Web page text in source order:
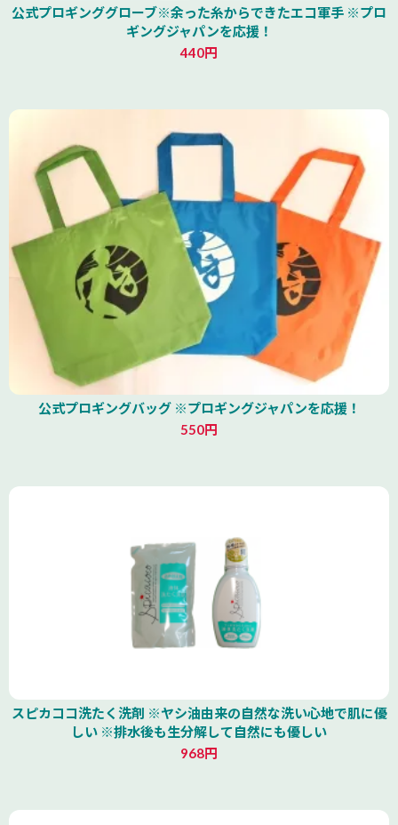
公式プロギンググローブ※余った糸からできたエコ軍手 ※プロ
ギングジャパンを応援！
440円
公式プロギングバッグ ※プロギングジャパンを応援！
550円
スピカココ洗たく洗剤 ※ヤシ油由来の自然な洗い心地で肌に優
しい ※排水後も生分解して自然にも優しい
968円